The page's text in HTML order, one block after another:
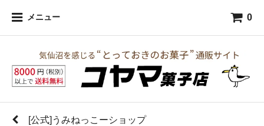
メニュー 0
[公式]うみねっこーショップ